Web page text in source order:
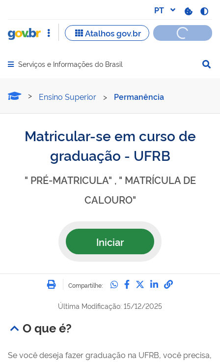
Abrir menu principal de navegação
Serviços e Informações do Brasil
Matricular-se em curso
Ensino Superior > Permanência
Matricular-se em curso de
graduação - UFRB
" PRÉ-MATRICULA" , " MATRÍCULA DE
CALOURO"
Iniciar
Imprimir
Compartilhe: Compartilhe no
Compartilhe no
Compartilhe no
Compartilhe
Última Modificação: 15/12/2025
O que é?
Se você deseja fazer graduação na UFRB, você precisa,